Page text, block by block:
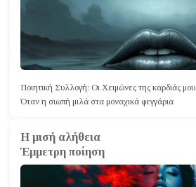
Ποιητική Συλλογή: Οι Χειμώνες της καρδιάς μου
Όταν η σιωπή μιλά στα μοναχικά φεγγάρια
Η μισή αλήθεια
Έμμετρη ποίηση